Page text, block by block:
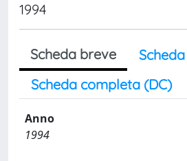
1994
Scheda breve
Scheda completa (DC)
Anno
1994